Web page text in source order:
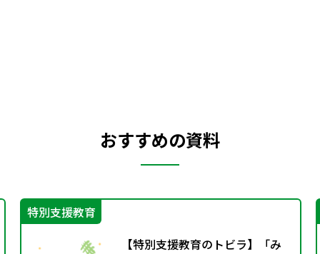
おすすめの資料
特別支援教育
【特別支援教育のトビラ】「み